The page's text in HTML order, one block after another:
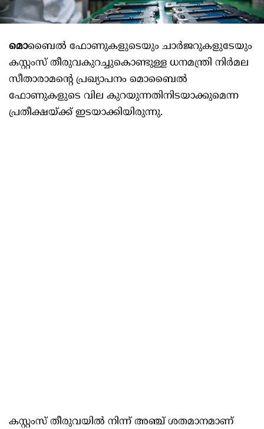
മൊബൈൽ ഫോണുകളുടെയും ചാർജറുകളുടേയും
കസ്റ്റംസ് തീരുവകുറച്ചുകൊണ്ടുള്ള ധനമന്ത്രി നിർമല
സീതാരാമന്റെ പ്രഖ്യാപനം മൊബൈൽ
ഫോണുകളുടെ വില കുറയുന്നതിനിടയാക്കുമെന്ന
പ്രതീക്ഷയ്ക്ക് ഇടയാക്കിയിരുന്നു.
കസ്റ്റംസ് തീരുവയിൽ നിന്ന് അഞ്ച് ശതമാനമാണ്